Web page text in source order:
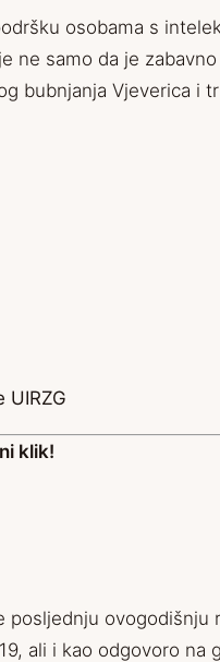
osobama s
ne samo da je
bubnjanja Vjeverica i
UIRZG
klik!
posljednju
ali i kao odgovoro